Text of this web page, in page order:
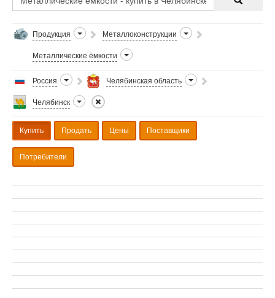
Продукция Металлоконструкции
Металлические ёмкости
Россия Челябинская область
Челябинск
Купить Продать Цены Поставщики
Потребители